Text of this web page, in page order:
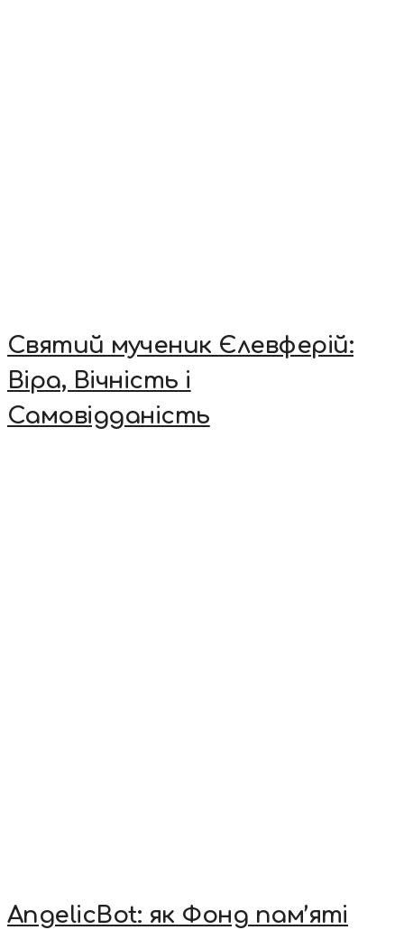
Святий мученик Єлевферій:
Віра, Вічність і
Самовідданість
AngelicBot: як Фонд пам’яті